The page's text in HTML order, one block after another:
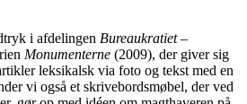
i afdelingen Bureaukratiet –
Monumenterne (2009), der giver sig
leksikalsk via foto og tekst med en
vi også et skrivebordsmøbel, der ved